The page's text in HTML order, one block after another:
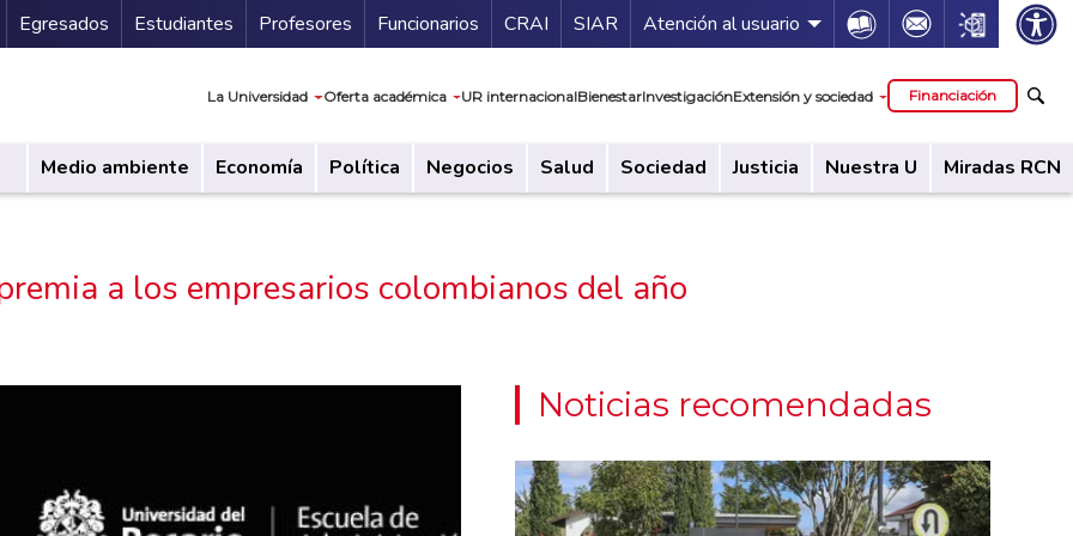
Secundario
Egresados Estudiantes Profesores Funcionarios Guía de servicios
CRAI SIAR Atención al usuario Icon Icon Icon
La Universidad Oferta académica UR internacionalBienestarInvestigaciónExtensión y sociedad Financiación
Medio ambiente Economía Política Negocios Salud Sociedad Justicia Nuestra U Miradas RCN
a los empresarios colombianos del año
Noticias recomendadas